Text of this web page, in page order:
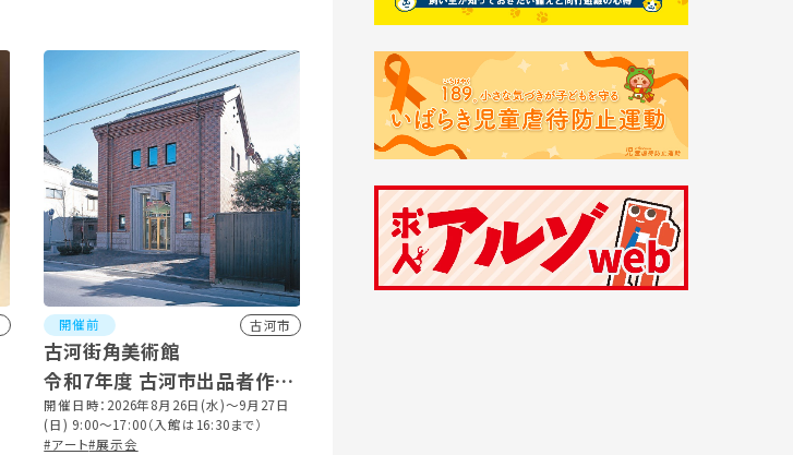
開催前 古河市
古河街角美術館
令和7年度 古河市出品者作品
展（第Ⅲ期）
開催日時：2026年8月26日(水)～9月27日
(日) 9:00～17:00（入館は16:30まで）
#アート#展示会